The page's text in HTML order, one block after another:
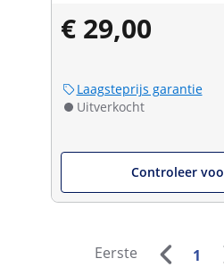
€ 29,00
Laagsteprijs garantie
Uitverkocht
Controleer
Eerste 1